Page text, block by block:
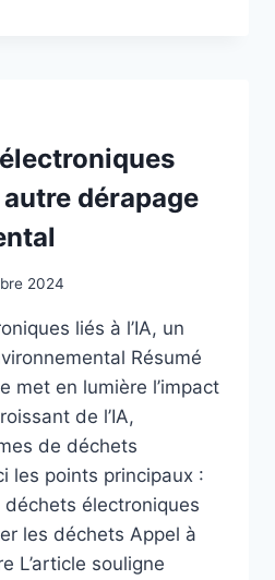
autre dérapage
2024
liés à l’IA, un
Résumé
met en lumière l’impact
de l’IA,
de déchets
les points principaux :
électroniques
les déchets Appel à
L’article souligne